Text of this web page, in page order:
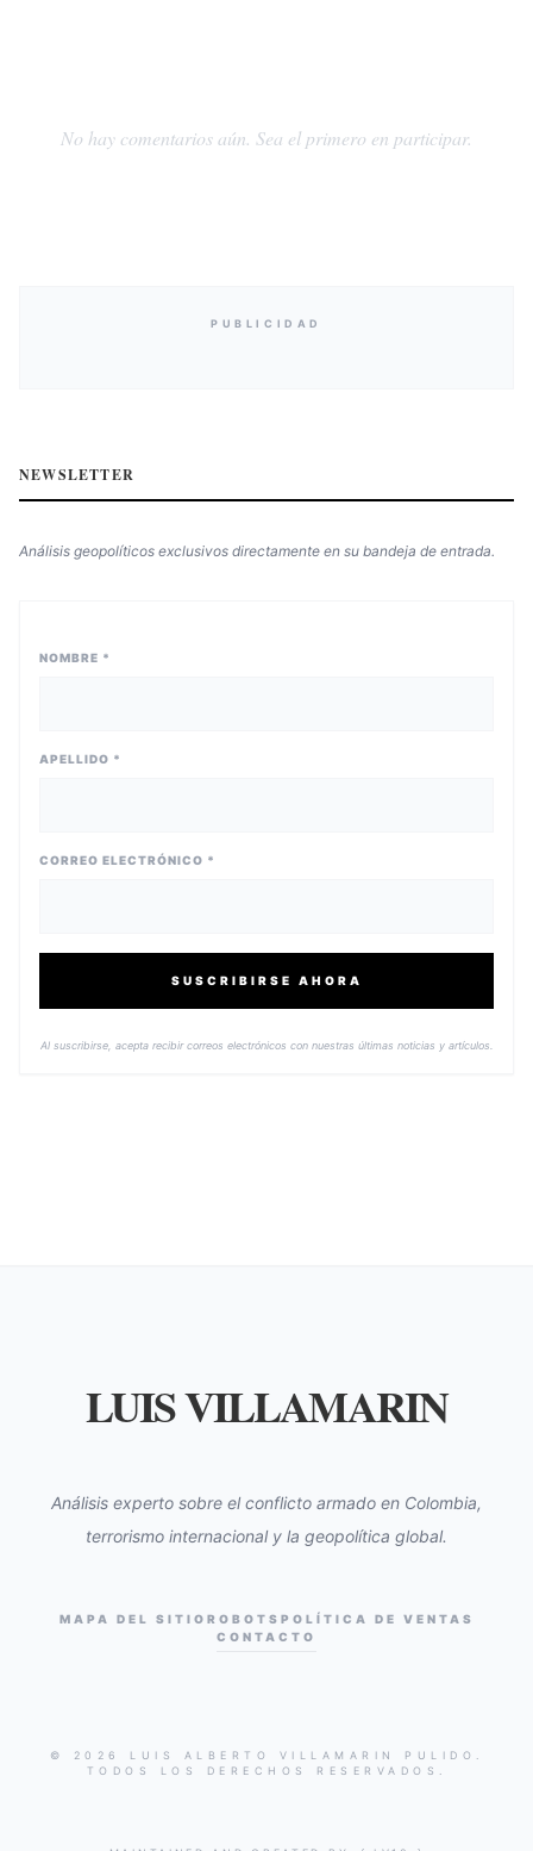
No hay comentarios aún. Sea el primero en participar.
PUBLICIDAD
NEWSLETTER
Análisis geopolíticos exclusivos directamente en su bandeja de entrada.
NOMBRE *
APELLIDO *
CORREO ELECTRÓNICO *
SUSCRIBIRSE AHORA
Al suscribirse, acepta recibir correos electrónicos con nuestras últimas noticias y artículos.
LUIS VILLAMARIN
Análisis experto sobre el conflicto armado en Colombia,
terrorismo internacional y la geopolítica global.
MAPA DEL SITIO ROBOTS POLÍTICA DE VENTAS
CONTACTO
© 2026 LUIS ALBERTO VILLAMARIN PULIDO.
TODOS LOS DERECHOS RESERVADOS.